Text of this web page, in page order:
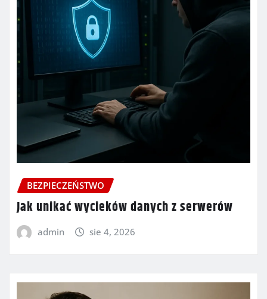
BEZPIECZEŃSTWO
Jak unikać wycieków danych z serwerów
admin sie 4, 2026